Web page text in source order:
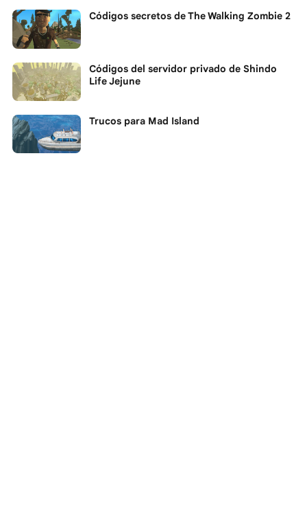
Códigos secretos de The Walking Zombie 2
Códigos del servidor privado de Shindo
Life Jejune
Trucos para Mad Island